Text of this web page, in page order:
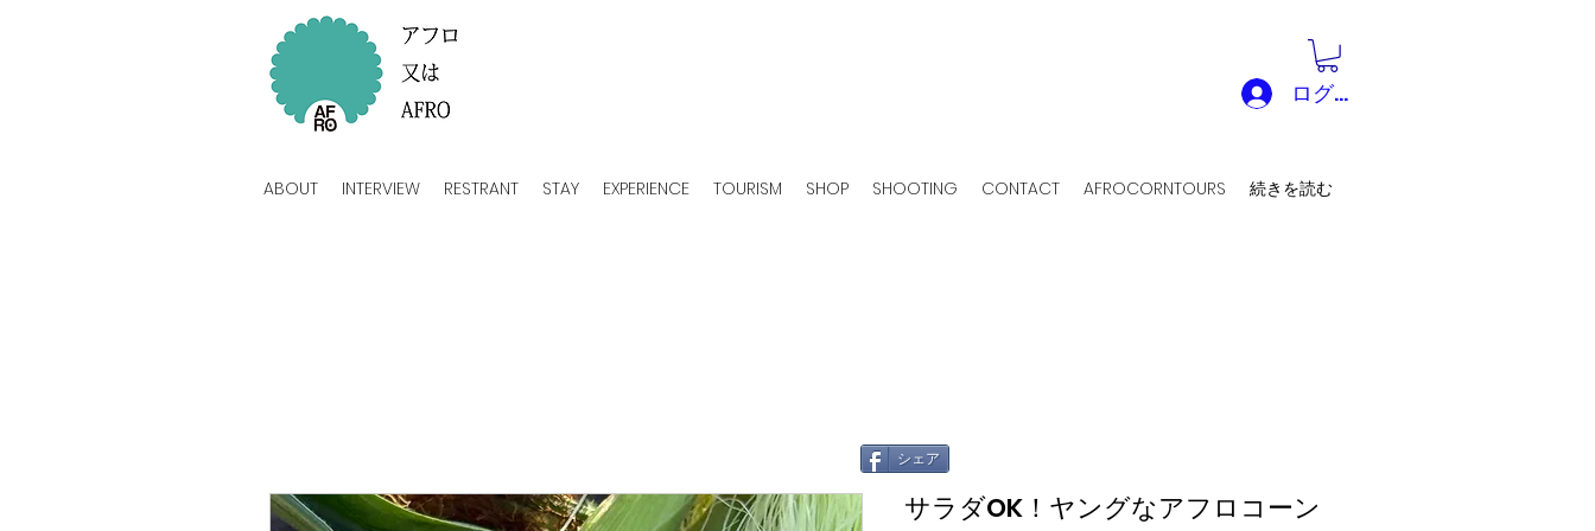
ログイン
ABOUT INTERVIEW RESTRANT STAY EXPERIENCE TOURISM SHOP SHOOTING CONTACT AFROCORNTOURS 続きを読む
シェア
サラダOK！ヤングなアフロコーン